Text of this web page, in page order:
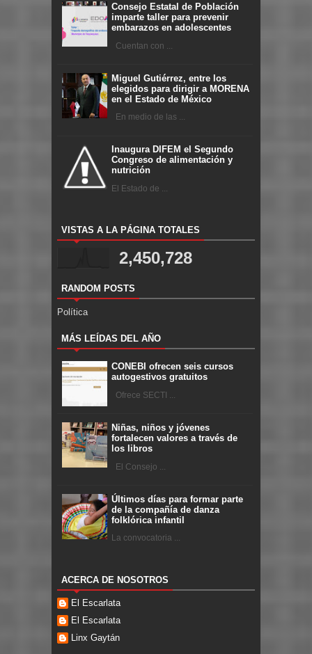
Consejo Estatal de Población
imparte taller para prevenir
embarazos en adolescentes
Cuentan con ...
Miguel Gutiérrez, entre los
elegidos para dirigir a MORENA
en el Estado de México
En medio de las ...
Inaugura DIFEM el Segundo
Congreso de alimentación y
nutrición
El Estado de ...
VISTAS A LA PÁGINA TOTALES
2,450,728
RANDOM POSTS
Política
MÁS LEÍDAS DEL AÑO
CONEBI ofrecen seis cursos
autogestivos gratuitos
Ofrece SECTI ...
Niñas, niños y jóvenes
fortalecen valores a través de
los libros
El Consejo ...
Últimos días para formar parte
de la compañía de danza
folklórica infantil
La convocatoria ...
ACERCA DE NOSOTROS
El Escarlata
El Escarlata
Linx Gaytán